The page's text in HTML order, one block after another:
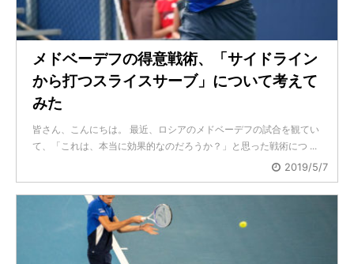
メドベーデフの得意戦術、「サイドライン
から打つスライスサーブ」について考えて
みた
皆さん、こんにちは。 最近、ロシアのメドベーデフの試合を観てい
て、「これは、本当に効果的なのだろうか？」と思った戦術につ ...
2019/5/7